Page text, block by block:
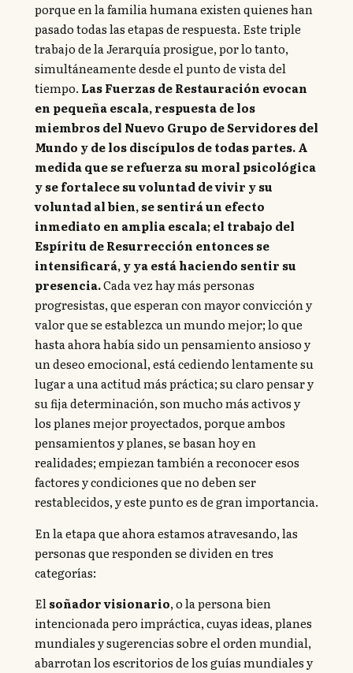
porque en la familia humana existen quienes han
pasado todas las etapas de respuesta. Este triple
trabajo de la Jerarquía prosigue, por lo tanto,
simultáneamente desde el punto de vista del
tiempo. Las Fuerzas de Restauración evocan
en pequeña escala, respuesta de los
miembros del Nuevo Grupo de Servidores del
Mundo y de los discípulos de todas partes. A
medida que se refuerza su moral psicológica
y se fortalece su voluntad de vivir y su
voluntad al bien, se sentirá un efecto
inmediato en amplia escala; el trabajo del
Espíritu de Resurrección entonces se
intensificará, y ya está haciendo sentir su
presencia.Cada vez hay más personas
progresistas, que esperan con mayor convicción y
valor que se establezca un mundo mejor; lo que
hasta ahora había sido un pensamiento ansioso y
un deseo emocional, está cediendo lentamente su
lugar a una actitud más práctica; su claro pensar y
su fija determinación, son mucho más activos y
los planes mejor proyectados, porque ambos
pensamientos y planes, se basan hoy en
realidades; empiezan también a reconocer esos
factores y condiciones que no deben ser
restablecidos, y este punto es de gran importancia.
En la etapa que ahora estamos atravesando, las
personas que responden se dividen en tres
categorías:
Elsoñador visionario, o la persona bien
intencionada pero impráctica, cuyas ideas, planes
mundiales y sugerencias sobre el orden mundial,
abarrotan los escritorios de los guías mundiales y